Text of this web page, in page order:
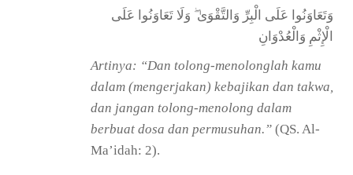
وَتَعَاوَنُوا عَلَى الْبِرِّ وَالتَّقْوَىٰ ۖ وَلَا تَعَاوَنُوا عَلَى
الْإِثْمِ وَالْعُدْوَانِ
Artinya: “Dan tolong-menolonglah kamu
dalam (mengerjakan) kebajikan dan takwa,
dan jangan tolong-menolong dalam
berbuat dosa dan permusuhan.” (QS. Al-
Ma’idah: 2).